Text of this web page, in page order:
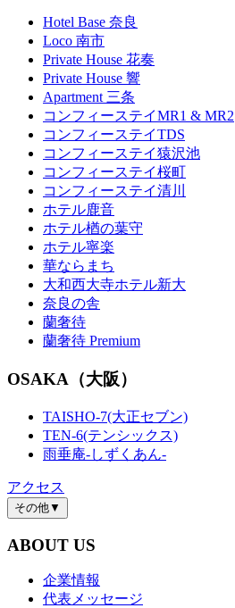
Hotel Base 奈良
Loco 南市
Private House 花奏
Private House 響
Apartment 三条
コンフィーステイMR1 & MR2
コンフィーステイTDS
コンフィーステイ猿沢池
コンフィーステイ桜町
コンフィーステイ清川
ホテル鹿音
ホテル楢の葉守
ホテル寧楽
華ならまち
大和西大寺ホテル新大
奈良の舎
蘭奢待
蘭奢待 Premium
OSAKA（大阪）
TAISHO-7(大正セブン)
TEN-6(テンシックス)
雨垂庵-しずくあん-
アクセス
その他▼
ABOUT US
企業情報
代表メッセージ